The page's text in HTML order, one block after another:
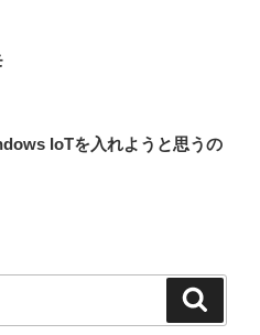
IoTを入れようと思うの